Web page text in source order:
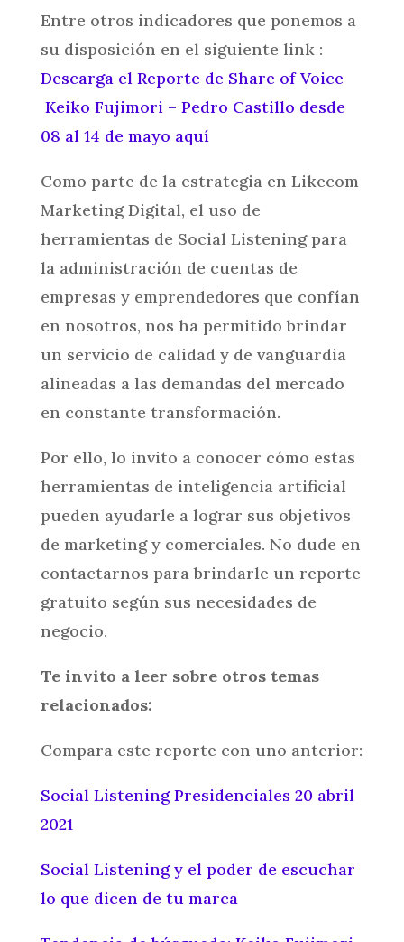
Entre otros indicadores que ponemos a
su disposición en el siguiente link :
Descarga el Reporte de Share of Voice
Keiko Fujimori – Pedro Castillo desde
08 al 14 de mayo aquí
Como parte de la estrategia en Likecom
Marketing Digital, el uso de
herramientas de Social Listening para
la administración de cuentas de
empresas y emprendedores que confían
en nosotros, nos ha permitido brindar
un servicio de calidad y de vanguardia
alineadas a las demandas del mercado
en constante transformación.
Por ello, lo invito a conocer cómo estas
herramientas de inteligencia artificial
pueden ayudarle a lograr sus objetivos
de marketing y comerciales. No dude en
contactarnos para brindarle un reporte
gratuito según sus necesidades de
negocio.
Te invito a leer sobre otros temas
relacionados:
Compara este reporte con uno anterior:
Social Listening Presidenciales 20 abril
2021
Social Listening y el poder de escuchar
lo que dicen de tu marca